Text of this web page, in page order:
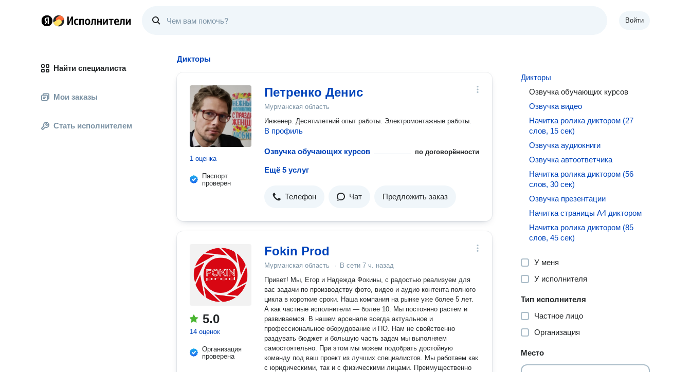
Войти
Найти специалиста
Мои заказы
Стать исполнителем
Дикторы
1 оценка
Паспорт
проверен
Петренко Денис
Мурманская область
Инженер. Десятилетний опыт работы. Электромонтажные работы.
В профиль
Озвучка обучающих курсов по договорённости
Ещё 5 услуг
Телефон Чат Предложить заказ
5.0
14 оценок
Организация
проверена
Fokin Prod
Мурманская область · В сети 7 ч. назад
Привет! Мы, Егор и Надежда Фокины, с радостью реализуем для
вас задачи по производству фото, видео и аудио контента полного
цикла в короткие сроки. Наша компания на рынке уже более 5 лет.
А как частные исполнители — более 10. Мы постоянно растем и
развиваемся. В нашем арсенале всегда актуальное и
профессиональное оборудование и ПО. Нам не свойственно
раздувать бюджет и большую часть задач мы выполняем
самостоятельно. При этом мы можем подобрать достойную
команду под ваш проект из лучших специалистов. Мы работаем как
с юридическими, так и с физическими лицами. Преимущественно
Дикторы
Озвучка обучающих курсов
Озвучка видео
Начитка ролика диктором (27
слов, 15 сек)
Озвучка аудиокниги
Озвучка автоответчика
Начитка ролика диктором (56
слов, 30 сек)
Озвучка презентации
Начитка страницы A4 диктором
Начитка ролика диктором (85
слов, 45 сек)
У меня
У исполнителя
Тип исполнителя
Частное лицо
Организация
Место